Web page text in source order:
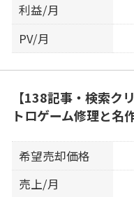
利益/月
PV/月
【138記事・検索ク
トロゲーム修理と名
希望売却価格
売上/月